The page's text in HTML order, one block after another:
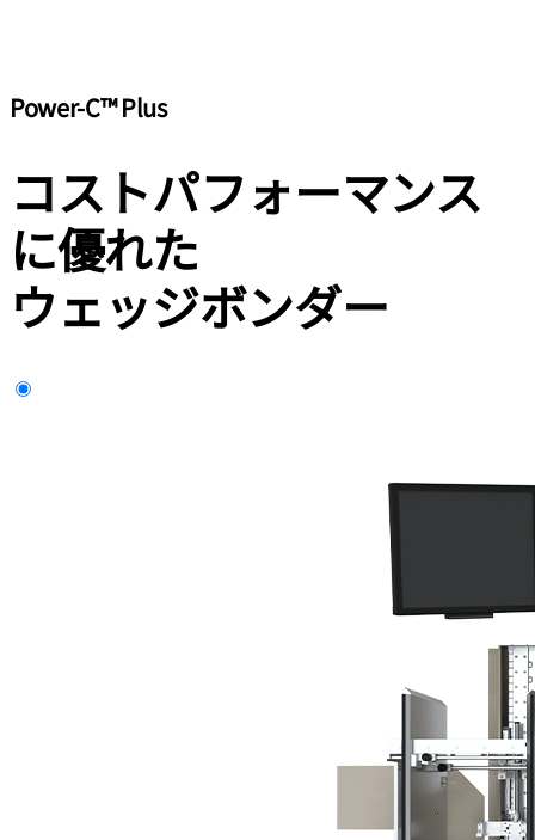
Power-C™ Plus
コストパフォーマンス
に優れた
ウェッジボンダー